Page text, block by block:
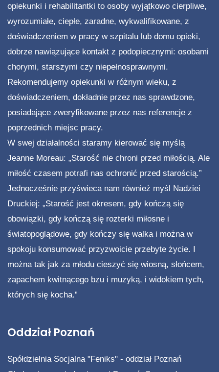
opiekunki i rehabilitantki to osoby wyjątkowo cierpliwe,
wyrozumiałe, ciepłe, zaradne, wykwalifikowane, z
doświadczeniem w pracy w szpitalu lub domu opieki,
dobrze nawiązujące kontakt z podopiecznymi: osobami
chorymi, starszymi czy niepełnosprawnymi.
Rekomendujemy opiekunki w różnym wieku, z
doświadczeniem, dokładnie przez nas sprawdzone,
posiadające zweryfikowane przez nas referencje z
poprzednich miejsc pracy.
W swej działalności staramy kierować się myślą
Jeanne Moreau: „Starość nie chroni przed miłością. Ale
miłość czasem potrafi nas ochronić przed starością.”
Jednocześnie przyświeca nam również myśl Nadziei
Druckiej: „Starość jest okresem, gdy kończą się
obowiązki, gdy kończą się rozterki miłosne i
światopoglądowe, gdy kończy się walka i można w
spokoju konsumować przyzwoicie przebyte życie. I
można tak jak za młodu cieszyć się wiosną, słońcem,
zapachem kwitnącego bzu i muzyką, i widokiem tych,
których się kocha.”
Oddział Poznań
Spółdzielnia Socjalna "Feniks" - oddział Poznań